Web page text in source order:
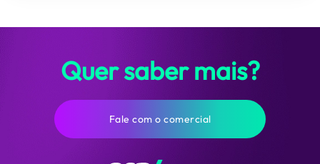
Quer saber mais?
Fale com o comercial